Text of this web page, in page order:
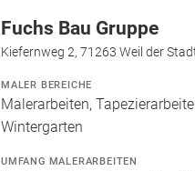
Fuchs Bau Gruppe
Kiefernweg 2, 71263 Weil der
MALER BEREICHE
Malerarbeiten,
Wintergarten
UMFANG MALERARBEITEN